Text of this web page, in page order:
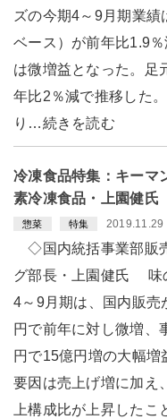
ズの今期4～9月期業績
ベース）が前年比1.9
は微増益となった。足
年比2％減で推移した
り…続きを読む
冷凍食品特集：キーマ
素冷凍食品・上園健氏
惣菜 特集 2019.11.29
◇国内統括事業部販
グ部長・上園健氏 味
4～9月期は、国内販売
円で前年に対し微増、
円で15億円増の大幅増
要因は売上げ増に加え
上構成比が上昇したこ